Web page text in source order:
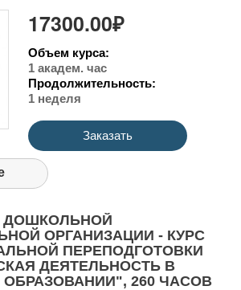
17300.00₽
Объем курса:
1 академ. час
Продолжительность:
1 неделя
Заказать
ДОШКОЛЬНОЙ
ОРГАНИЗАЦИИ - КУРС
ПЕРЕПОДГОТОВКИ
ДЕЯТЕЛЬНОСТЬ В
260 ЧАСОВ